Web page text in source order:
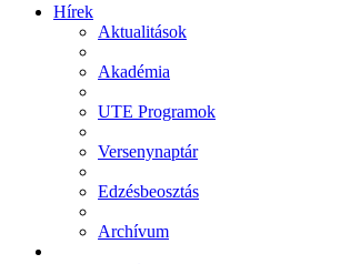
Hírek
Aktualitások
Akadémia
UTE Programok
Versenynaptár
Edzésbeosztás
Archívum